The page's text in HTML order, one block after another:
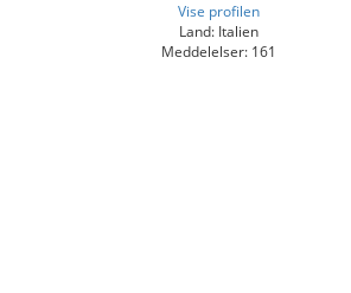
Vise profilen
Land: Italien
Meddelelser: 161